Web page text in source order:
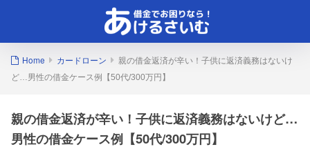
Home カードローン
親の借金返済が辛い！子供に返済義務はないけ
ど…男性の借金ケース例【50代/300万円】
親の借金返済が辛い！子供に返済義務はないけど…
男性の借金ケース例【50代/300万円】